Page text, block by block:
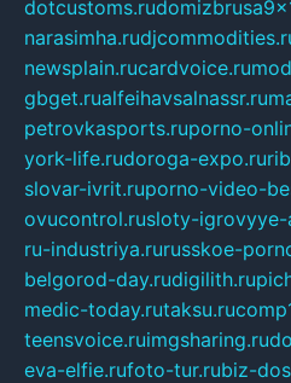
dotcustoms.ru
narasimha.ru
newsplain.rucardvoice.ru
gbget.rualfeihavsalnassr.ru
petrovkasports.ruporno-
york-life.rudoroga-expo.ru
slovar-ivrit.ruporno-video-
ovucontrol.rusloty-igrovyye-
ru-industriya.rurusskoe-
belgorod-day.rudigilith.ru
medic-today.rutaksu.ru
teensvoice.ruimgsharing.ru
eva-elfie.rufoto-tur.rubiz-